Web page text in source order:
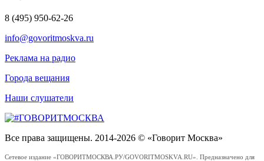
8 (495) 950-62-26
info@govoritmoskva.ru
Реклама на радио
Города вещания
Наши слушатели
Все права защищены. 2014-2026 © «Говорит Москва»
Сетевое издание «ГОВОРИТМОСКВА.РУ/GOVORITMOSKVA.RU». Предназначено для